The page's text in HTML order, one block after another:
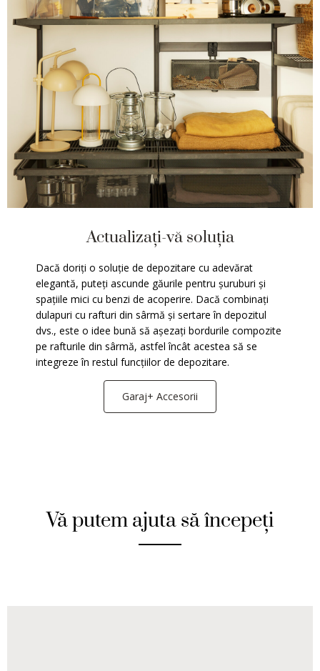
Actualizați-vă soluția
Dacă doriți o soluție de depozitare cu adevărat
elegantă, puteți ascunde găurile pentru șuruburi și
spațiile mici cu benzi de acoperire. Dacă combinați
dulapuri cu rafturi din sârmă și sertare în depozitul
dvs., este o idee bună să așezați bordurile compozite
pe rafturile din sârmă, astfel încât acestea să se
integreze în restul funcțiilor de depozitare.
Garaj+ Accesorii
Vă putem ajuta să începeți